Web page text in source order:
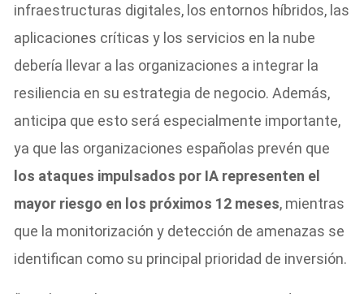
infraestructuras digitales, los entornos híbridos, las
aplicaciones críticas y los servicios en la nube
debería llevar a las organizaciones a integrar la
resiliencia en su estrategia de negocio. Además,
anticipa que esto será especialmente importante,
ya que las organizaciones españolas prevén que
los ataques impulsados por IA representen el
mayor riesgo en los próximos 12 meses, mientras
que la monitorización y detección de amenazas se
identifican como su principal prioridad de inversión.